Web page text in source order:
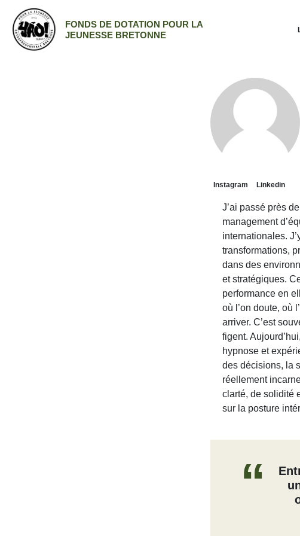
FONDS DE DOTATION POUR LA
JEUNESSE BRETONNE
Instagram Linkedin
J’ai passé près
management
internationales.
transformations,
dans des
et stratégiques.
performance en
où l’on doute, où
arriver. C’est
figent.
hypnose et
des décisions, la
réellement
clarté, de solidité
sur la posture